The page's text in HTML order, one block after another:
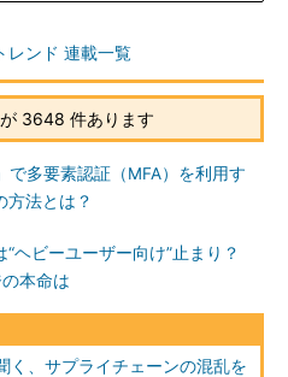
ンド 連載一覧
3648 件あります
で多要素認証（MFA）を利用す
法とは？
“ヘビーユーザー向け”止まり？
本命は
く、サプライチェーンの混乱を